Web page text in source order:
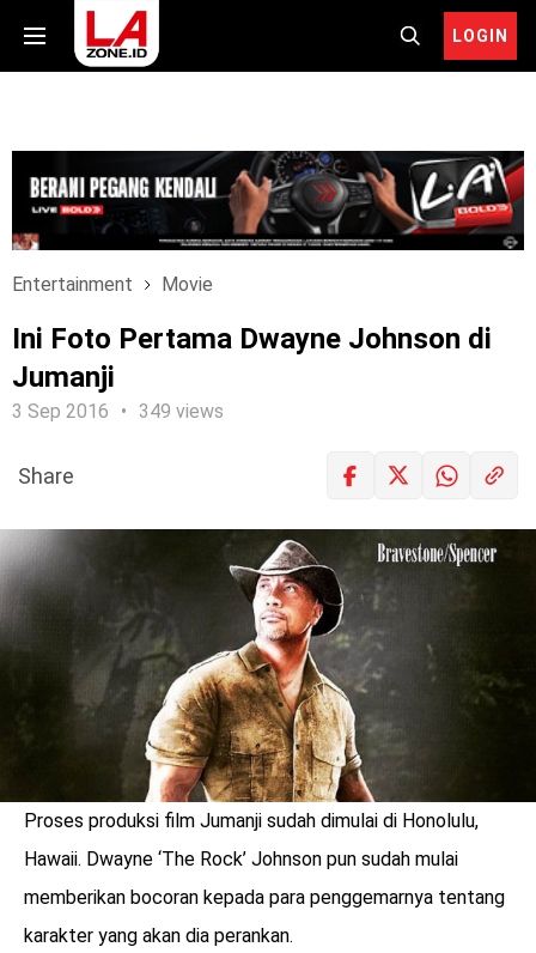
LOGIN
Entertainment Movie
Ini Foto Pertama Dwayne Johnson di
Jumanji
3 Sep 2016 349 views
LOGIN
Share
Proses produksi film Jumanji sudah dimulai di Honolulu,
Hawaii. Dwayne ‘The Rock’ Johnson pun sudah mulai
memberikan bocoran kepada para penggemarnya tentang
karakter yang akan dia perankan.